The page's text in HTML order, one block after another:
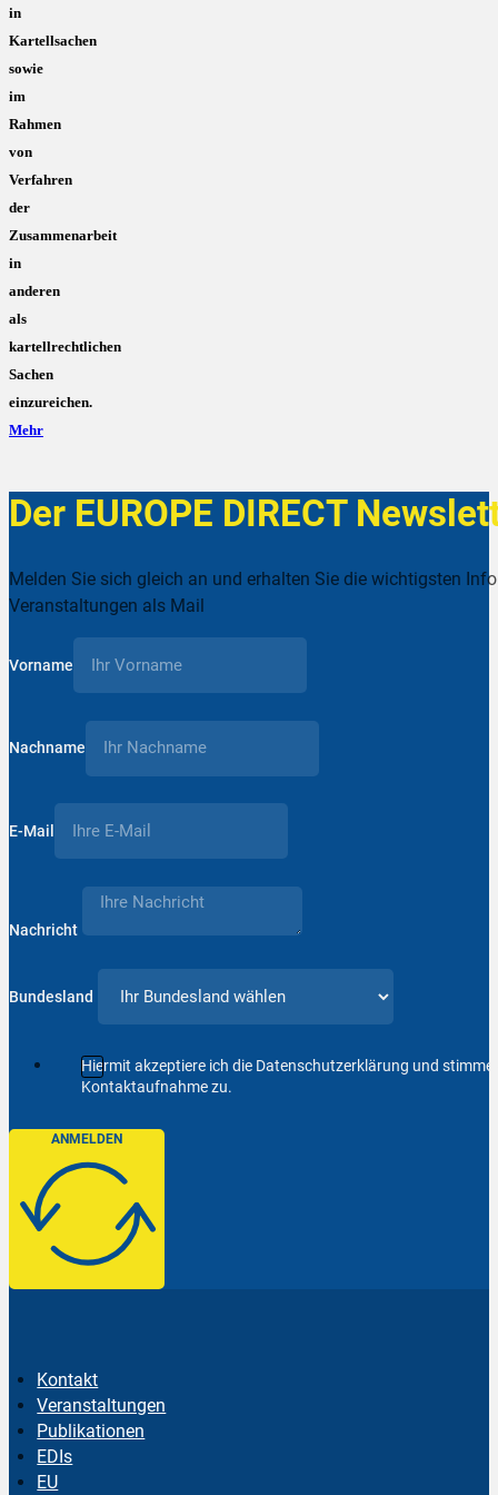
in
Kartellsachen
sowie
im
Rahmen
von
Verfahren
der
Zusammenarbeit
in
anderen
als
kartellrechtlichen
Sachen
einzureichen.
Mehr
Der EUROPE DIRECT
Melden Sie sich gleich an und erhalten Sie die wichtigsten
Veranstaltungen als Mail
Vorname
Nachname
E-Mail
Nachricht
Bundesland
Hiermit akzeptiere ich die Datenschutzerklärung und
Kontaktaufnahme zu.
ANMELDEN
Kontakt
Veranstaltungen
Publikationen
EDIs
EU